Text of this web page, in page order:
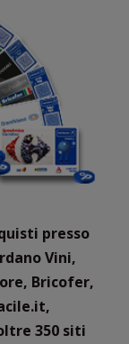
presso
Vini,
Bricofer,
350 siti